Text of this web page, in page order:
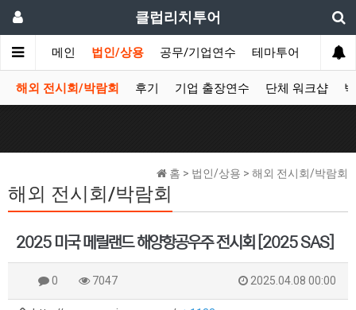
클럽리치투어
메인 법인/상용 공무/기업연수 테마투어 데이투
해외 전시회/박람회 후기 기업 출장연수 단체 워크샵
홈 > 법인/상용 > 해외 전시회/박람회
해외 전시회/박람회
2025 미국 메릴랜드 해양항공우주 전시회 [2025 SAS]
0 7047 2025.04.08 00:00